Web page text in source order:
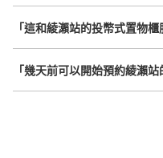
从JR綾瀬駅西口站步行1分
本日營業時間:06:00 〜
「這和綾瀨站的投幣式置物櫃
「幾天前可以開始預約綾瀨站